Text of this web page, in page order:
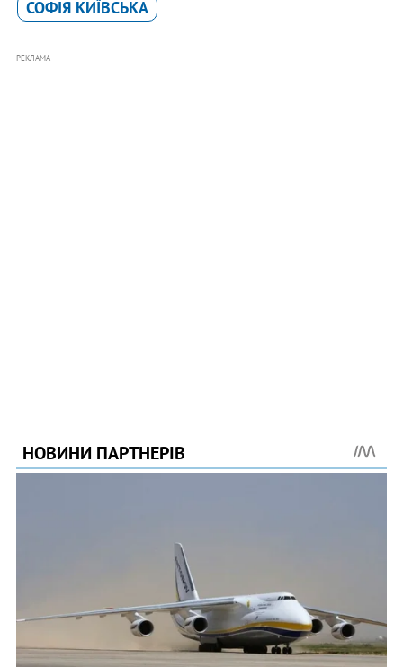
СОФІЯ КИЇВСЬКА
РЕКЛАМА